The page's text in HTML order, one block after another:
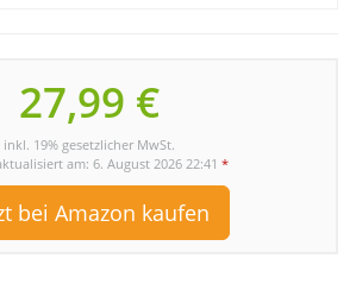
27,99 €
inkl. 19% gesetzlicher MwSt.
am: 6. August 2026 22:41 *
bei Amazon kaufen